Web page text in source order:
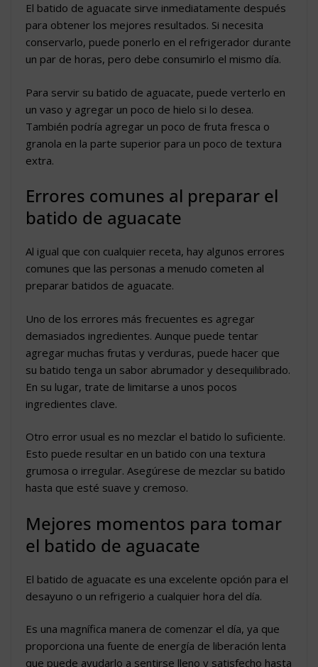
El batido de aguacate sirve inmediatamente después
para obtener los mejores resultados. Si necesita
conservarlo, puede ponerlo en el refrigerador durante
un par de horas, pero debe consumirlo el mismo día.
Para servir su batido de aguacate, puede verterlo en
un vaso y agregar un poco de hielo si lo desea.
También podría agregar un poco de fruta fresca o
granola en la parte superior para un poco de textura
extra.
Errores comunes al preparar el
batido de aguacate
Al igual que con cualquier receta, hay algunos errores
comunes que las personas a menudo cometen al
preparar batidos de aguacate.
Uno de los errores más frecuentes es agregar
demasiados ingredientes. Aunque puede tentar
agregar muchas frutas y verduras, puede hacer que
su batido tenga un sabor abrumador y desequilibrado.
En su lugar, trate de limitarse a unos pocos
ingredientes clave.
Otro error usual es no mezclar el batido lo suficiente.
Esto puede resultar en un batido con una textura
grumosa o irregular. Asegúrese de mezclar su batido
hasta que esté suave y cremoso.
Mejores momentos para tomar
el batido de aguacate
El batido de aguacate es una excelente opción para el
desayuno o un refrigerio a cualquier hora del día.
Es una magnífica manera de comenzar el día, ya que
proporciona una fuente de energía de liberación lenta
que puede ayudarlo a sentirse lleno y satisfecho hasta